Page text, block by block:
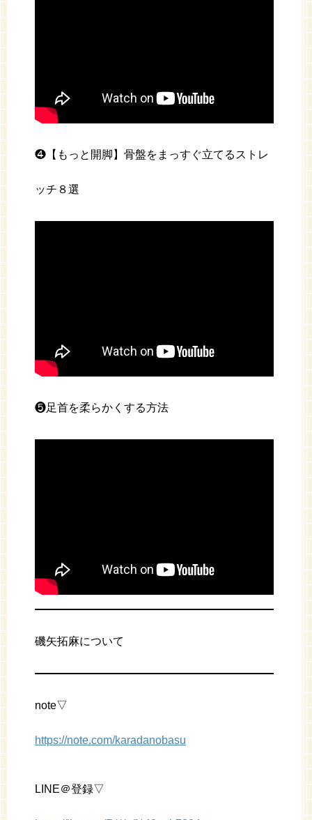
❹【もっと開脚】骨盤をまっすぐ立てるストレ
ッチ８選
❺足首を柔らかくする方法
磯矢拓麻について
note▽
https://note.com/karadanobasu
LINE＠登録▽